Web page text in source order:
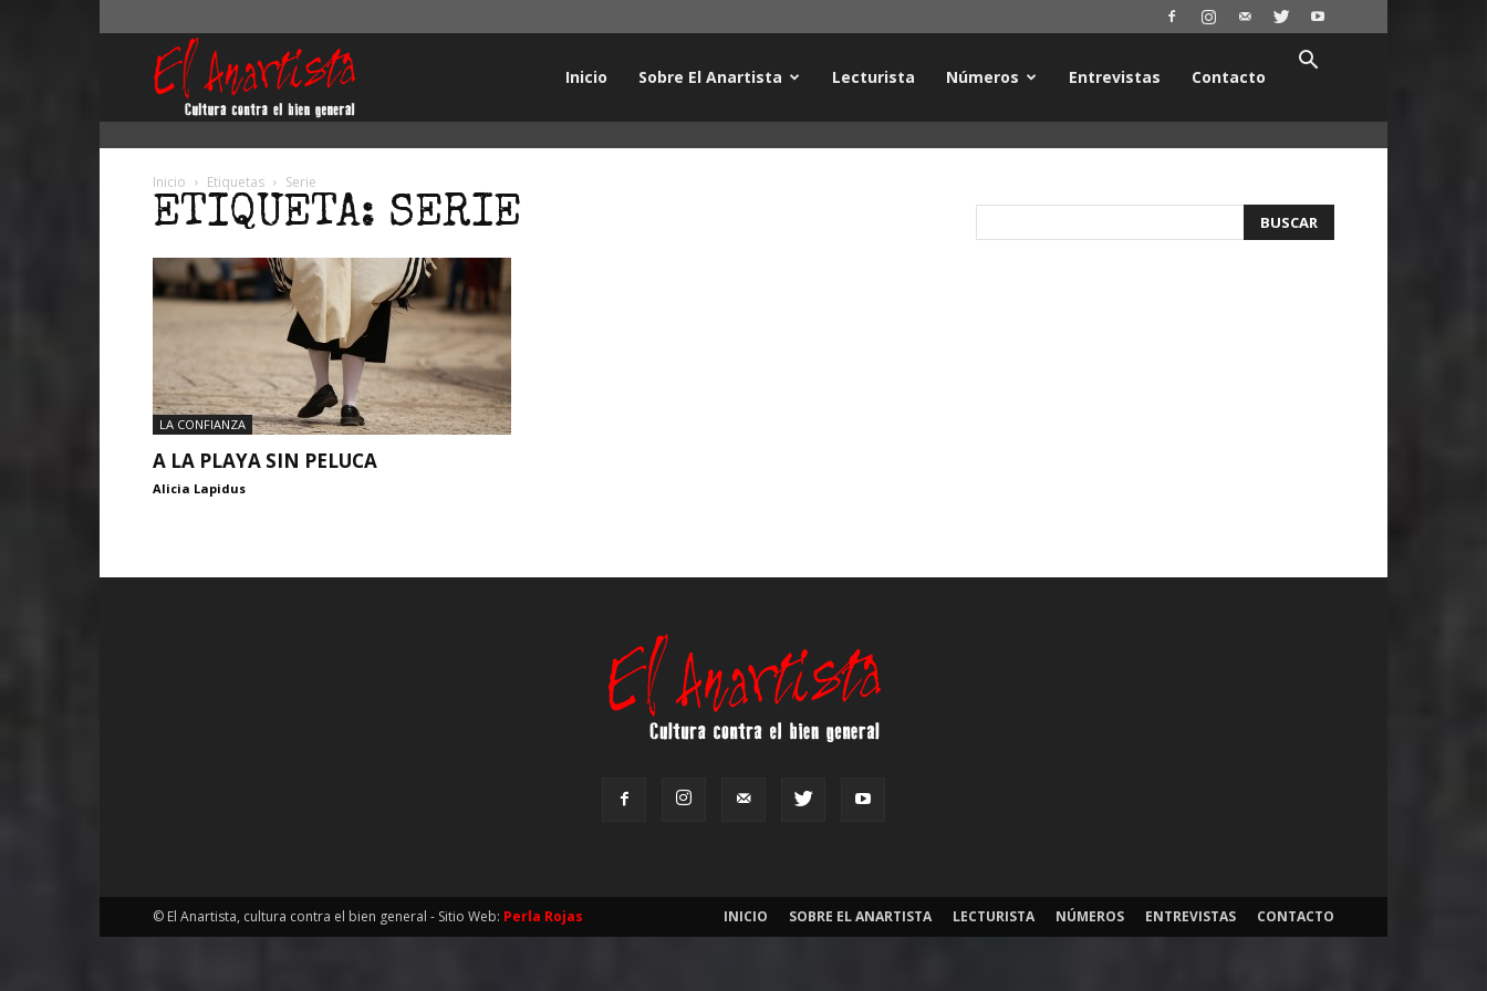
Inicio Sobre El Anartista Lecturista Números Entrevistas Contacto
Inicio Etiquetas Serie
ETIQUETA: SERIE
LA CONFIANZA
A LA PLAYA SIN PELUCA
Alicia Lapidus
INICIO SOBRE EL ANARTISTA LECTURISTA NÚMEROS ENTREVISTAS CONTACTO
© El Anartista, cultura contra el bien general - Sitio Web: Perla Rojas